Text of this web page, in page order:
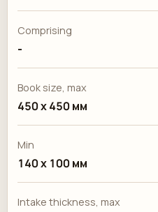
Comprising
-
Book size, max
450 x 450 мм
Min
140 x 100 мм
Intake thickness, max